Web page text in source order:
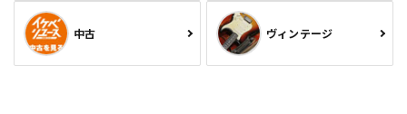
中古 ヴィンテージ